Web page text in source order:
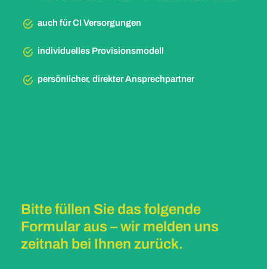
auch für CI Versorgungen
individuelles Provisionsmodell
persönlicher, direkter Ansprechpartner
Bitte füllen Sie das folgende
Formular aus – wir melden uns
zeitnah bei Ihnen zurück.